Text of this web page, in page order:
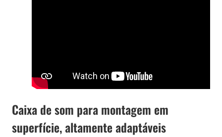
Caixa de som para montagem em
superfície, altamente adaptáveis